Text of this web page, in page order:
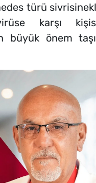
türü
karşı
büyük önem